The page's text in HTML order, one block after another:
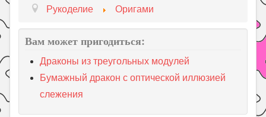
Рукоделие Оригами
Вам может пригодиться:
Драконы из треугольных модулей
Бумажный дракон с оптической иллюзией
слежения